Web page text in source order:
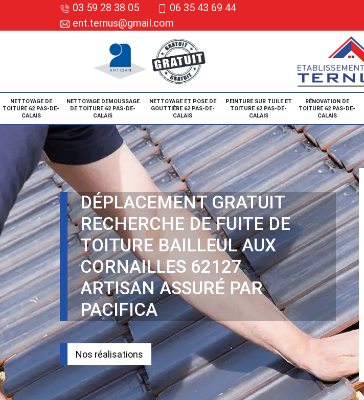
03 59 28 38 05
06 35 43 69 44
ent.ternus@gmail.com
NETTOYAGE DE
TOITURE 62 PAS-DE-
CALAIS
NETTOYAGE DEMOUSSAGE
DE TOITURE 62 PAS-DE-
CALAIS
NETTOYAGE ET POSE DE
GOUTTIÈRE 62 PAS-DE-
CALAIS
PEINTURE SUR TUILE ET
TOITURE 62 PAS-DE-
CALAIS
RÉNOVATION DE
TOITURE 62 PAS-DE-
CALAIS
DÉPLACEMENT GRATUIT
RECHERCHE DE FUITE DE
TOITURE BAILLEUL AUX
CORNAILLES 62127
ARTISAN ASSURÉ PAR
PACIFICA
Nos réalisations